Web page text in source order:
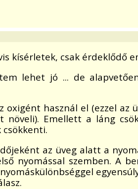
kísérletek, csak érdeklődő
lehet jó ... de
oxigént használ el (ezzel
növeli). Emellett a láng
az üveg alatt a
nyomással szemben. A